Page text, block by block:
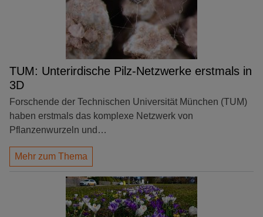
TUM: Unterirdische Pilz-Netzwerke erstmals in
3D
Forschende der Technischen Universität München (TUM)
haben erstmals das komplexe Netzwerk von
Pflanzenwurzeln und…
Mehr zum Thema